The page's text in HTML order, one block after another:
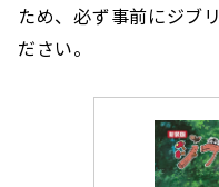
ため、必ず事前にジブ
ださい。